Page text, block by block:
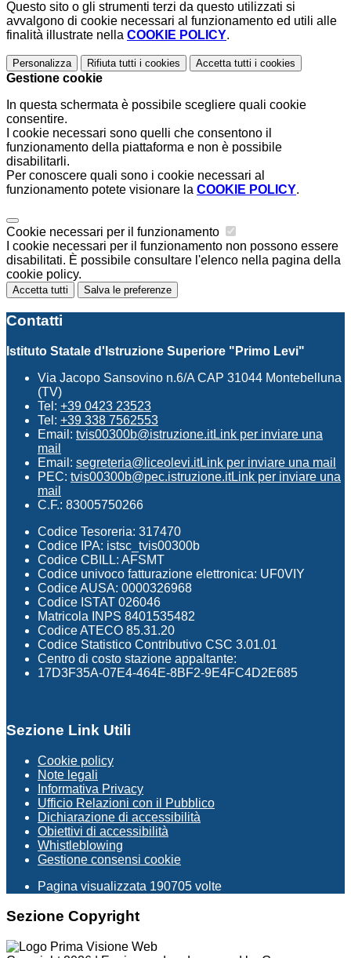
Questo sito o gli strumenti terzi da questo utilizzati si
avvalgono di cookie necessari al funzionamento ed utili alle
finalità illustrate nella COOKIE POLICY.
Personalizza Rifiuta tutti i cookies Accetta tutti i cookies
Gestione cookie
In questa schermata è possibile scegliere quali cookie
consentire.
I cookie necessari sono quelli che consentono il
funzionamento della piattaforma e non è possibile
disabilitarli.
Per conoscere quali sono i cookie necessari al
funzionamento potete visionare la COOKIE POLICY.
Cookie necessari per il funzionamento
I cookie necessari per il funzionamento non possono essere
disabilitati. È possibile consultare l'elenco nella pagina della
cookie policy.
Accetta tutti Salva le preferenze
Contatti
Istituto Statale d'Istruzione Superiore "Primo Levi"
Via Jacopo Sansovino n.6/A CAP 31044 Montebelluna
(TV)
Tel: +39 0423 23523
Tel: +39 338 7562553
Email: tvis00300b@istruzione.itLink per inviare una
mail
Email: segreteria@liceolevi.itLink per inviare una mail
PEC: tvis00300b@pec.istruzione.itLink per inviare una
mail
C.F.: 83005750266
Codice Tesoreria: 317470
Codice IPA: istsc_tvis00300b
Codice CBILL: AFSMT
Codice univoco fatturazione elettronica: UF0VIY
Codice AUSA: 0000326968
Codice ISTAT 026046
Matricola INPS 8401535482
Codice ATECO 85.31.20
Codice Statistico Contributivo CSC 3.01.01
Centro di costo stazione appaltante:
17D3F35A-07E4-464E-8BF2-9E4FC4D2E685
Sezione Link Utili
Cookie policy
Note legali
Informativa Privacy
Ufficio Relazioni con il Pubblico
Dichiarazione di accessibilità
Obiettivi di accessibilità
Whistleblowing
Gestione consensi cookie
Pagina visualizzata 190705 volte
Sezione Copyright